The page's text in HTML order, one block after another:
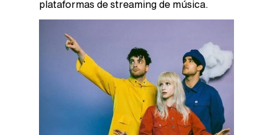
plataformas de streaming de música.